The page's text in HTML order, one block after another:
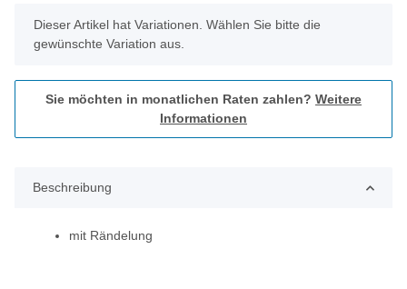
x
Dieser Artikel hat Variationen. Wählen Sie bitte die
gewünschte Variation aus.
Sie möchten in monatlichen Raten zahlen? Weitere
Informationen
Beschreibung
mit Rändelung